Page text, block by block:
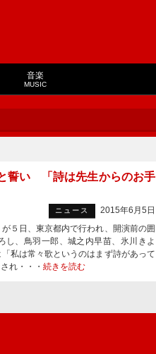
音楽
MUSIC
誓い 「詩は先生からのお手
ニュース
2015年6月5日
日、東京都内で行われ、開演前の囲
し、鳥羽一郎、城之内早苗、氷川きよ
私は常々歌というのはまず詩があって
れ・・・ 続きを読む